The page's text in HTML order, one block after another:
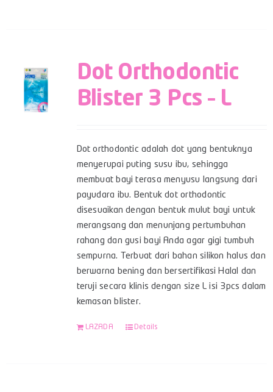
Dot Orthodontic
Blister 3 Pcs – L
Dot orthodontic adalah dot yang bentuknya
menyerupai puting susu ibu, sehingga
membuat bayi terasa menyusu langsung dari
payudara ibu. Bentuk dot orthodontic
disesuaikan dengan bentuk mulut bayi untuk
merangsang dan menunjang pertumbuhan
rahang dan gusi bayi Anda agar gigi tumbuh
sempurna. Terbuat dari bahan silikon halus dan
berwarna bening dan bersertifikasi Halal dan
teruji secara klinis dengan size L isi 3pcs dalam
kemasan blister.
LAZADA Details